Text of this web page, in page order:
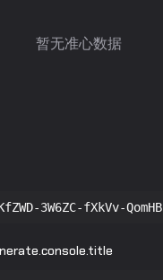
暂无准心数据
3W6ZC-fXkVv-QomHB